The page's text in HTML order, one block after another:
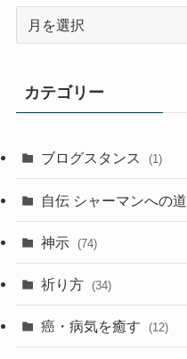
ア
カ
ブ
カテゴリー
ブログスタンス (1)
自伝 シャーマンへの道
神示 (74)
祈り方 (34)
癌・病気を癒す (12)